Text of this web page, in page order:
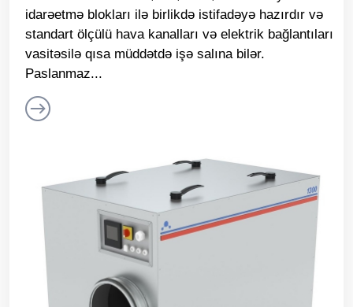
idarəetmə blokları ilə birlikdə istifadəyə hazırdır və
standart ölçülü hava kanalları və elektrik bağlantıları
vasitəsilə qısa müddətdə işə salına bilər.
Paslanmaz...